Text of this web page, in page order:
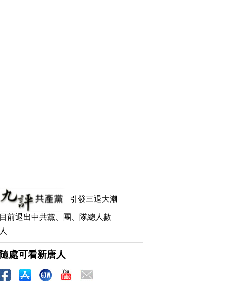
引發三退大潮
目前退出中共黨、團、隊總人數
人
隨處可看新唐人